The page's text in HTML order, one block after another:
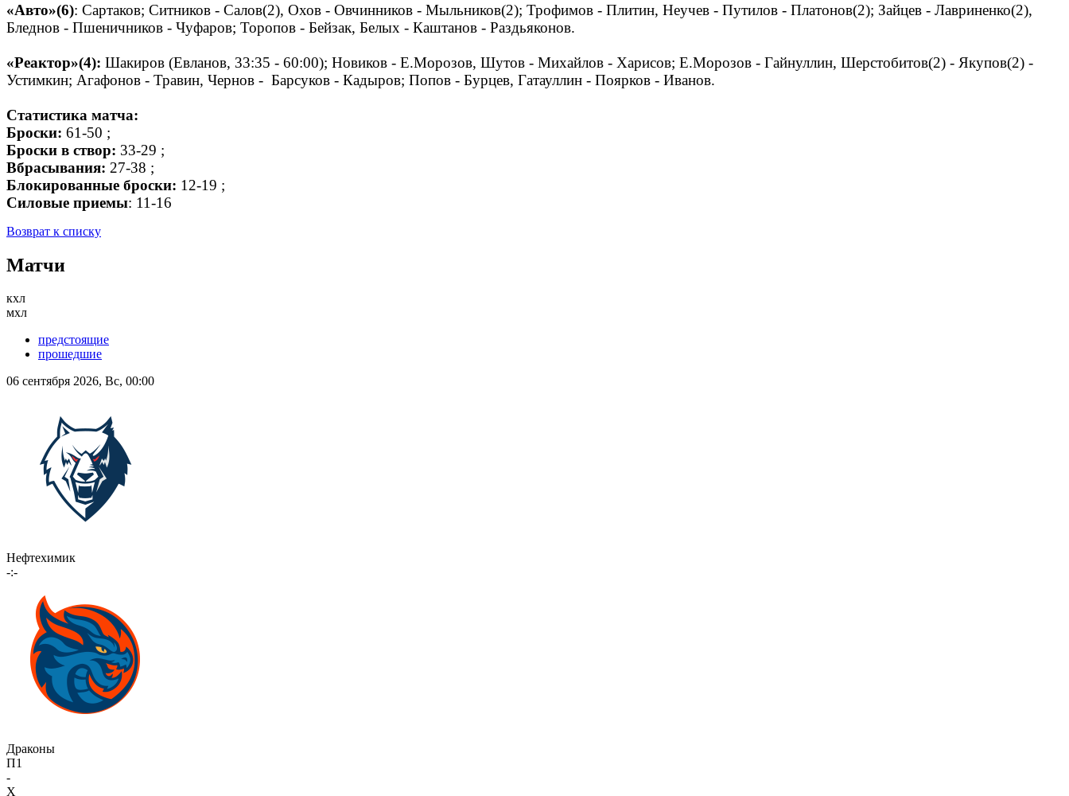
«Авто»(6): Сартаков; Ситников - Салов(2), Охов - Овчинников - Мыльников(2); Трофимов - Плитин, Неучев - Путилов - Платонов(2); Зайцев - Лавриненко(2),
Бледнов - Пшеничников - Чуфаров; Торопов - Бейзак, Белых - Каштанов - Раздьяконов.
«Реактор»(4): Шакиров (Евланов, 33:35 - 60:00); Новиков - Е.Морозов, Шутов - Михайлов - Харисов; Е.Морозов - Гайнуллин, Шерстобитов(2) - Якупов(2) -
Устимкин; Агафонов - Травин, Чернов - Барсуков - Кадыров; Попов - Бурцев, Гатауллин - Поярков - Иванов.
Статистика матча:
Броски: 61-50 ;
Броски в створ: 33-29 ;
Вбрасывания: 27-38 ;
Блокированные броски: 12-19 ;
Силовые приемы: 11-16
Возврат к списку
Матчи
кхл
мхл
предстоящие
прошедшие
06 сентября 2026, Вс, 00:00
Нефтехимик
-:-
Драконы
П1
-
X